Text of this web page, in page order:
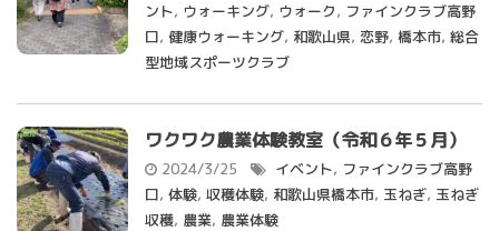
ント, ウォーキング, ウォーク, ファインクラブ高野
口, 健康ウォーキング, 和歌山県, 恋野, 橋本市, 総合
型地域スポーツクラブ
ワクワク農業体験教室（令和６年５月）
2024/3/25 イベント, ファインクラブ高野
口, 体験, 収穫体験, 和歌山県橋本市, 玉ねぎ, 玉ねぎ
収穫, 農業, 農業体験